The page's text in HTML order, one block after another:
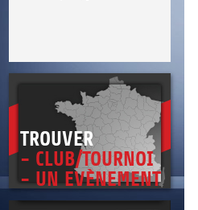
TROUVER
- CLUB/TOURNOI
- UN EVÈNEMENT